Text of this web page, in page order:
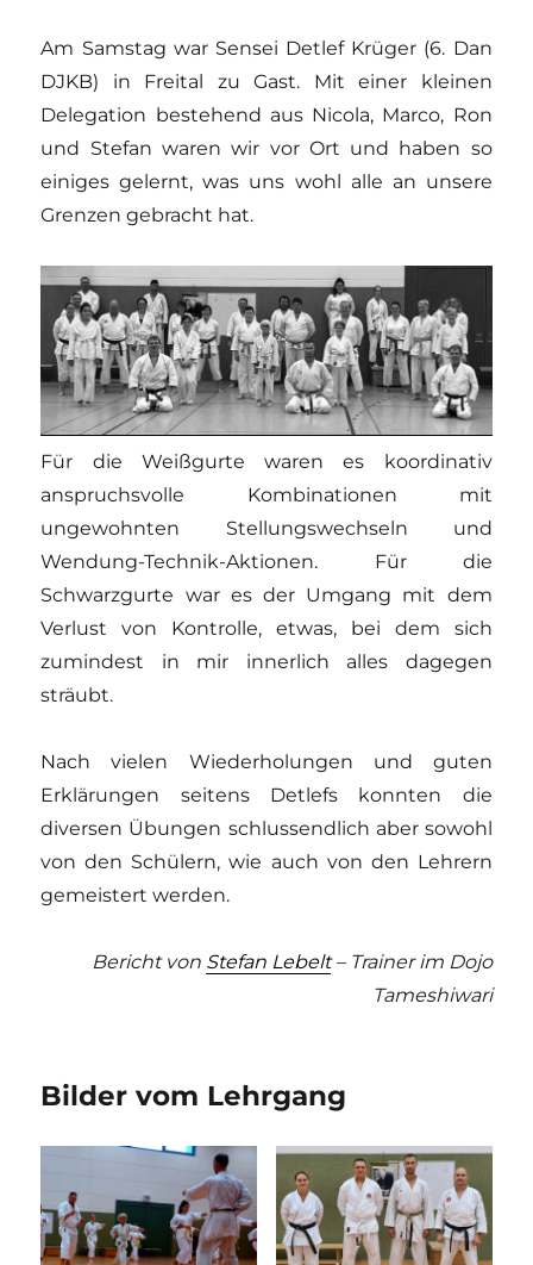
Am Samstag war Sensei Detlef Krüger (6. Dan
DJKB) in Freital zu Gast. Mit einer kleinen
Delegation bestehend aus Nicola, Marco, Ron
und Stefan waren wir vor Ort und haben so
einiges gelernt, was uns wohl alle an unsere
Grenzen gebracht hat.
Für die Weißgurte waren es koordinativ
anspruchsvolle Kombinationen mit
ungewohnten Stellungswechseln und
Wendung-Technik-Aktionen. Für die
Schwarzgurte war es der Umgang mit dem
Verlust von Kontrolle, etwas, bei dem sich
zumindest in mir innerlich alles dagegen
sträubt.
Nach vielen Wiederholungen und guten
Erklärungen seitens Detlefs konnten die
diversen Übungen schlussendlich aber sowohl
von den Schülern, wie auch von den Lehrern
gemeistert werden.
Bericht von Stefan Lebelt– Trainer im Dojo
Tameshiwari
Bilder vom Lehrgang